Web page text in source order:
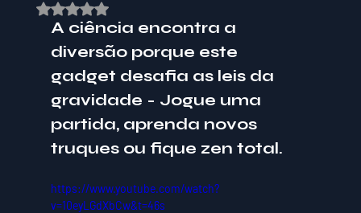
Avaliado com NaN de 5 estrelas.
A ciência encontra a
diversão porque este
gadget desafia as leis da
gravidade - Jogue uma
partida, aprenda novos
truques ou fique zen total.
https://www.youtube.com/watch?
v=10eyLGdXbCw&t=46s